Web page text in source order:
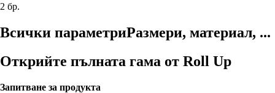
2 бр.
Всички параметриРазмери, материал, ...
Открийте пълната гама от Roll Up
Запитване за продукта